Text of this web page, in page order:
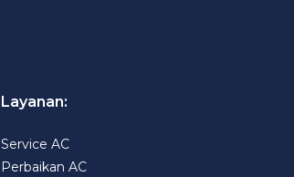
Layanan:
Service AC
Perbaikan AC